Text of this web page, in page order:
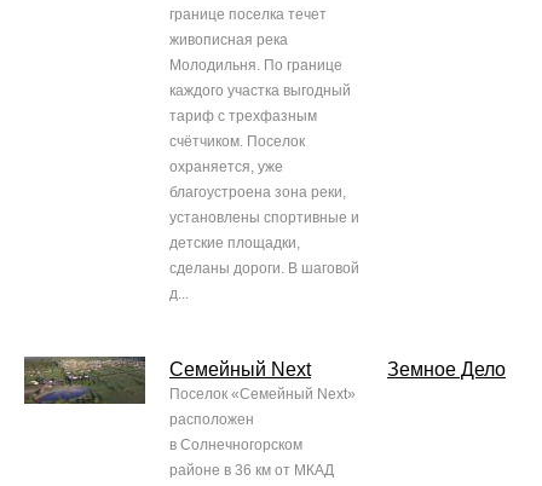
границе поселка течет
живописная река
Молодильня. По границе
каждого участка выгодный
тариф с трехфазным
счётчиком. Поселок
охраняется, уже
благоустроена зона реки,
установлены спортивные и
детские площадки,
сделаны дороги. В шаговой
д...
Семейный Next
Поселок «Семейный Next»
расположен
в Солнечногорском
районе в 36 км от МКАД
Земное Дело